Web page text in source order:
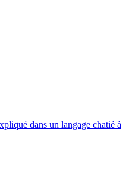
dans un langage chatié à